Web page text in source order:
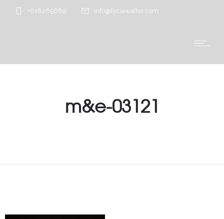
+618265689 info@lyciawalter.com
m&e-03121